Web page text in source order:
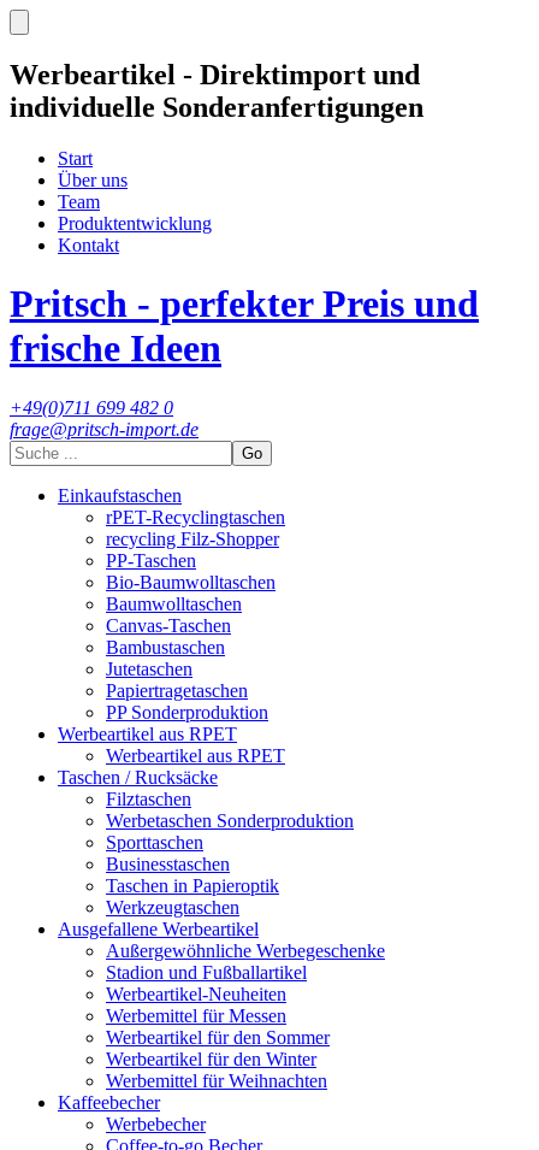
Werbeartikel - Direktimport und
individuelle Sonderanfertigungen
Start
Über uns
Team
Produktentwicklung
Kontakt
Pritsch - perfekter Preis und
frische Ideen
+49(0)711 699 482 0
frage@pritsch-import.de
Go
Einkaufstaschen
rPET-Recyclingtaschen
recycling Filz-Shopper
PP-Taschen
Bio-Baumwolltaschen
Baumwolltaschen
Canvas-Taschen
Bambustaschen
Jutetaschen
Papiertragetaschen
PP Sonderproduktion
Werbeartikel aus RPET
Werbeartikel aus RPET
Taschen / Rucksäcke
Filztaschen
Werbetaschen Sonderproduktion
Sporttaschen
Businesstaschen
Taschen in Papieroptik
Werkzeugtaschen
Ausgefallene Werbeartikel
Außergewöhnliche Werbegeschenke
Stadion und Fußballartikel
Werbeartikel-Neuheiten
Werbemittel für Messen
Werbeartikel für den Sommer
Werbeartikel für den Winter
Werbemittel für Weihnachten
Kaffeebecher
Werbebecher
Coffee-to-go Becher